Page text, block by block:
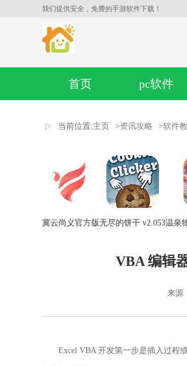
我们提供安全，免费的手游软件下载！
首页 pc软件
当前位置:主页 >资讯攻略 >软件
冀云尚义官方版无尽的饼干 v2.053温泉
VBA 编辑
来源
Excel VBA 开发第一步是插入过程